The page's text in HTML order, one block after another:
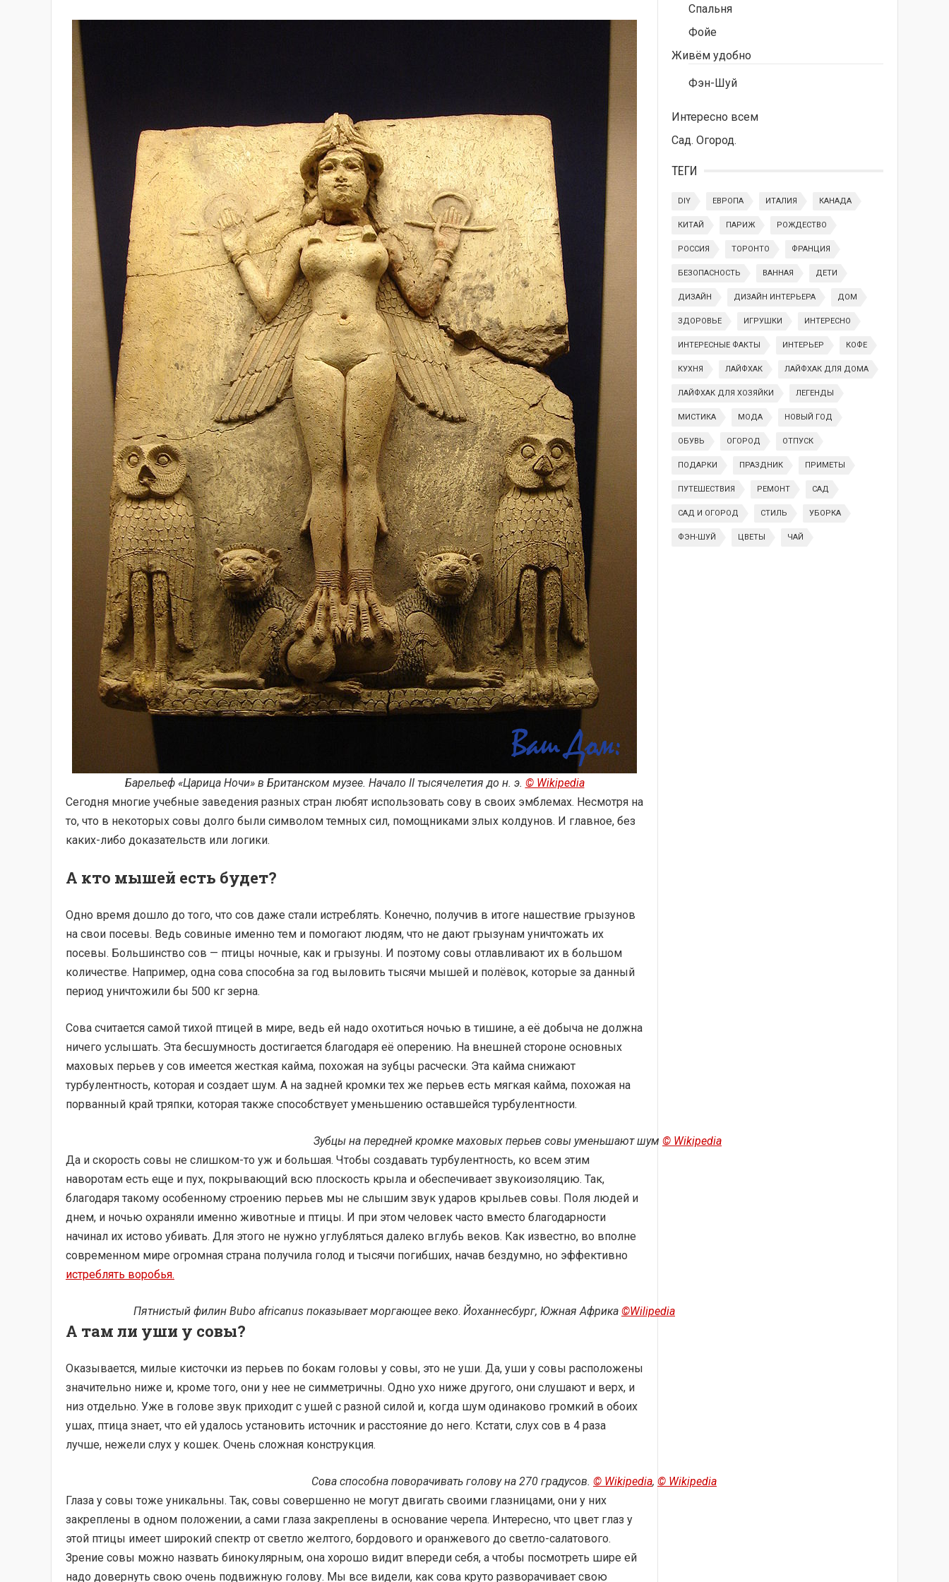
Барельеф «Царица Ночи» в Британском музее. Начало II тысячелетия до н. э. © Wikipedia
Сегодня многие учебные заведения разных стран любят использовать сову в своих эмблемах. Несмотря на
то, что в некоторых совы долго были символом темных сил, помощниками злых колдунов. И главное, без
каких-либо доказательств или логики.
А кто мышей есть будет?
Одно время дошло до того, что сов даже стали истреблять. Конечно, получив в итоге нашествие грызунов
на свои посевы. Ведь совиные именно тем и помогают людям, что не дают грызунам уничтожать их
посевы. Большинство сов — птицы ночные, как и грызуны. И поэтому совы отлавливают их в большом
количестве. Например, одна сова способна за год выловить тысячи мышей и полёвок, которые за данный
период уничтожили бы 500 кг зерна.
Сова считается самой тихой птицей в мире, ведь ей надо охотиться ночью в тишине, а её добыча не должна
ничего услышать. Эта бесшумность достигается благодаря её оперению. На внешней стороне основных
маховых перьев у сов имеется жесткая кайма, похожая на зубцы расчески. Эта кайма снижают
турбулентность, которая и создает шум. А на задней кромки тех же перьев есть мягкая кайма, похожая на
порванный край тряпки, которая также способствует уменьшению оставшейся турбулентности.
Зубцы на передней кромке маховых перьев совы уменьшают шум © Wikipedia
Да и скорость совы не слишком-то уж и большая. Чтобы создавать турбулентность, ко всем этим
наворотам есть еще и пух, покрывающий всю плоскость крыла и обеспечивает звукоизоляцию. Так,
благодаря такому особенному строению перьев мы не слышим звук ударов крыльев совы. Поля людей и
днем, и ночью охраняли именно животные и птицы. И при этом человек часто вместо благодарности
начинал их истово убивать. Для этого не нужно углубляться далеко вглубь веков. Как известно, во вполне
современном мире огромная страна получила голод и тысячи погибших, начав бездумно, но эффективно
истреблять воробья.
Пятнистый филин Bubo africanus показывает моргающее веко. Йоханнесбург, Южная Африка ©Wilipedia
А там ли уши у совы?
Оказывается, милые кисточки из перьев по бокам головы у совы, это не уши. Да, уши у совы расположены
значительно ниже и, кроме того, они у нее не симметричны. Одно ухо ниже другого, они слушают и верх, и
низ отдельно. Уже в голове звук приходит с ушей с разной силой и, когда шум одинаково громкий в обоих
ушах, птица знает, что ей удалось установить источник и расстояние до него. Кстати, слух сов в 4 раза
лучше, нежели слух у кошек. Очень сложная конструкция.
Сова способна поворачивать голову на 270 градусов. © Wikipedia, © Wikipedia
Глаза у совы тоже уникальны. Так, совы совершенно не могут двигать своими глазницами, они у них
закреплены в одном положении, а сами глаза закреплены в основание черепа. Интересно, что цвет глаз у
этой птицы имеет широкий спектр от светло желтого, бордового и оранжевого до светло-салатового.
Зрение совы можно назвать бинокулярным, она хорошо видит впереди себя, а чтобы посмотреть шире ей
надо довернуть свою очень подвижную голову. Мы все видели, как сова круто разворачивает свою
Спальня
Фойе
Живём удобно
Фэн-Шуй
Интересно всем
Сад. Огород.
ТЕГИ
DIY ЕВРОПА ИТАЛИЯ КАНАДА
КИТАЙ ПАРИЖ РОЖДЕСТВО
РОССИЯ ТОРОНТО ФРАНЦИЯ
БЕЗОПАСНОСТЬ ВАННАЯ ДЕТИ
ДИЗАЙН ДИЗАЙН ИНТЕРЬЕРА ДОМ
ЗДОРОВЬЕ ИГРУШКИ ИНТЕРЕСНО
ИНТЕРЕСНЫЕ ФАКТЫ ИНТЕРЬЕР КОФЕ
КУХНЯ ЛАЙФХАК ЛАЙФХАК ДЛЯ ДОМА
ЛАЙФХАК ДЛЯ ХОЗЯЙКИ ЛЕГЕНДЫ
МИСТИКА МОДА НОВЫЙ ГОД
ОБУВЬ ОГОРОД ОТПУСК
ПОДАРКИ ПРАЗДНИК ПРИМЕТЫ
ПУТЕШЕСТВИЯ РЕМОНТ САД
САД И ОГОРОД СТИЛЬ УБОРКА
ФЭН-ШУЙ ЦВЕТЫ ЧАЙ